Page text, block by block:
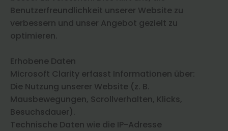
Benutzerfreundlichkeit unserer Website zu
verbessern und unser Angebot gezielt zu
optimieren.
Erhobene Daten
Microsoft Clarity erfasst Informationen über:
Die Nutzung unserer Website (z. B.
Mausbewegungen, Scrollverhalten, Klicks,
Besuchsdauer).
Technische Daten wie die IP-Adresse